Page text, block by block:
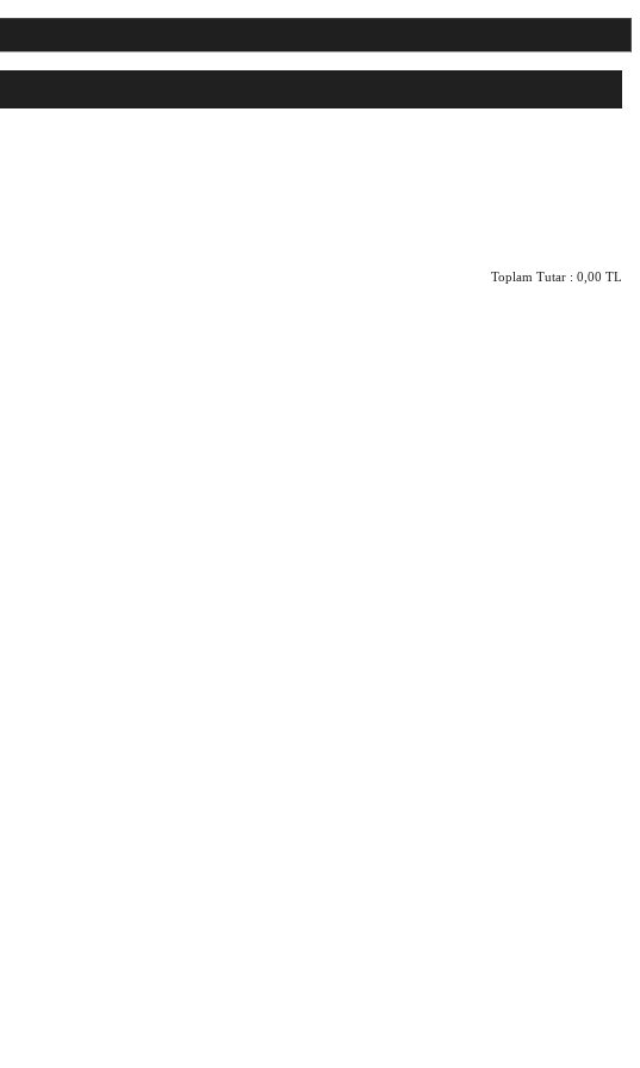
Toplam Tutar : 0,00 TL